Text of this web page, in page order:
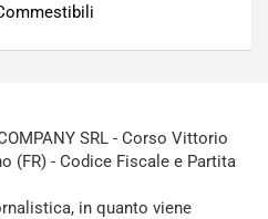
SRL - Corso Vittorio
(FR) - Codice Fiscale e Partita
in quanto viene